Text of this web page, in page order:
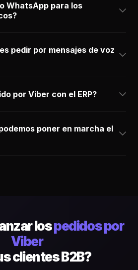
WhatsApp para los
pedir por mensajes de voz
por Viber con el ERP?
poner en marcha el
lospedidos por
Viber
clientes B2B?